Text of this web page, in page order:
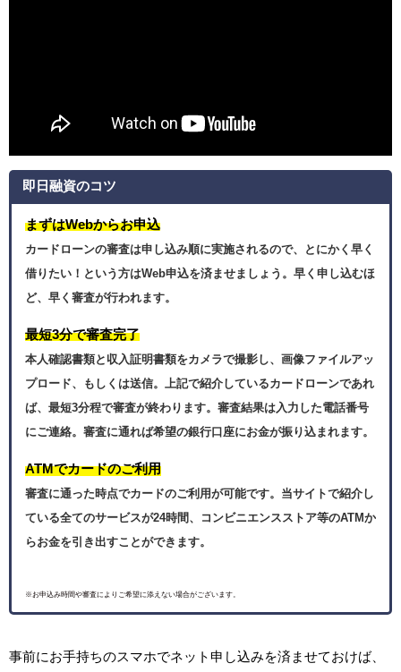
即日融資のコツ
まずはWebからお申込
カードローンの審査は申し込み順に実施されるので、とにかく早く
借りたい！という方はWeb申込を済ませましょう。早く申し込むほ
ど、早く審査が行われます。
最短3分で審査完了
本人確認書類と収入証明書類をカメラで撮影し、画像ファイルアッ
プロード、もしくは送信。上記で紹介しているカードローンであれ
ば、最短3分程で審査が終わります。審査結果は入力した電話番号
にご連絡。審査に通れば希望の銀行口座にお金が振り込まれます。
ATMでカードのご利用
審査に通った時点でカードのご利用が可能です。当サイトで紹介し
ている全てのサービスが24時間、コンビニエンスストア等のATMか
らお金を引き出すことができます。
※お申込み時間や審査によりご希望に添えない場合がございます。
事前にお手持ちのスマホでネット申し込みを済ませておけば、